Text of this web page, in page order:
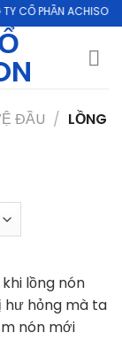
PHẦN ACHISON
ĐẦU / LỒNG
lồng nón
hư hỏng mà ta
nón mới